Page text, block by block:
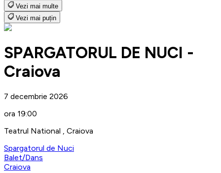
Vezi mai multe
Vezi mai puțin
SPARGATORUL DE NUCI -
Craiova
7 decembrie 2026
ora 19:00
Teatrul National , Craiova
Spargatorul de Nuci
Balet/Dans
Craiova